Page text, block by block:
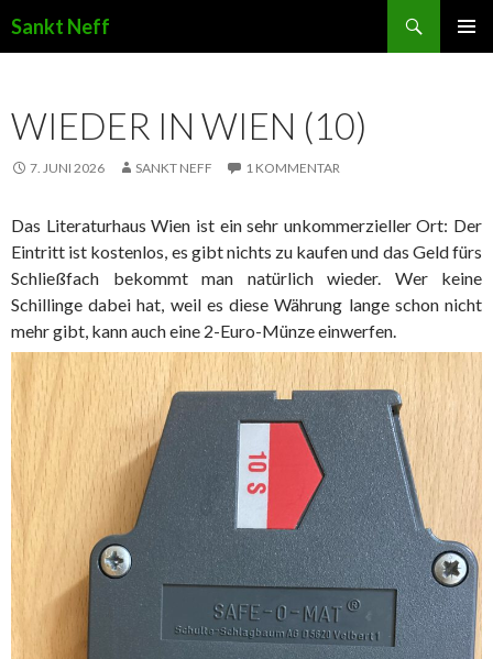
Sankt Neff
WIEDER IN WIEN (10)
7. JUNI 2026 SANKT NEFF 1 KOMMENTAR
Das Literaturhaus Wien ist ein sehr unkommerzieller Ort: Der
Eintritt ist kostenlos, es gibt nichts zu kaufen und das Geld fürs
Schließfach bekommt man natürlich wieder. Wer keine
Schillinge dabei hat, weil es diese Währung lange schon nicht
mehr gibt, kann auch eine 2-Euro-Münze einwerfen.